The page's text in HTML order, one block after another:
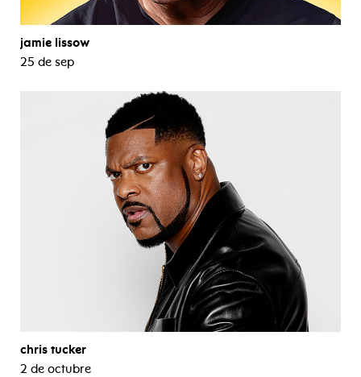
jamie lissow
25 de sep
chris tucker
2 de octubre